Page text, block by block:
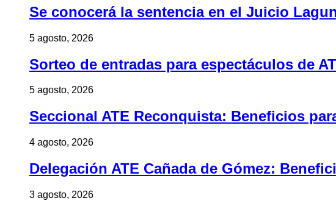
Se conocerá la sentencia en el Juicio
5 agosto, 2026
Sorteo de entradas para espectáculos de
5 agosto, 2026
Seccional ATE Reconquista: Beneficios
4 agosto, 2026
Delegación ATE Cañada de Gómez:
3 agosto, 2026